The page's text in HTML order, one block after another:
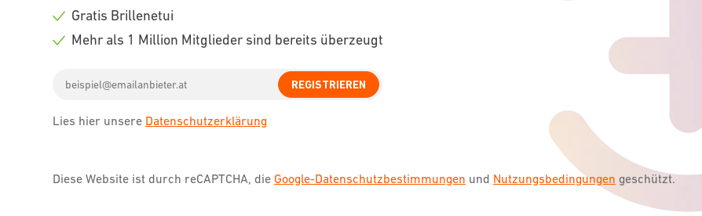
Check
Check
Gratis Brillenetui
Mehr als 1 Million Mitglieder sind bereits überzeugt
address
REGISTRIEREN
Lies hier unsere Datenschutzerklärung
Diese Website ist durch reCAPTCHA, die Google-Datenschutzbestimmungen und Nutzungsbedingungen geschützt.